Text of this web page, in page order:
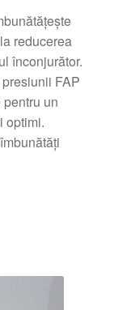
reducerea
înconjurător.
FAP
un
optimi.